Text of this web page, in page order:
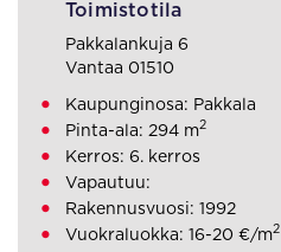
Toimistotila
Pakkalankuja 6
Vantaa 01510
Kaupunginosa: Pakkala
Pinta-ala: 294 m2
Kerros: 6. kerros
Vapautuu:
Rakennusvuosi: 1992
Vuokraluokka: 16-20 €/m2